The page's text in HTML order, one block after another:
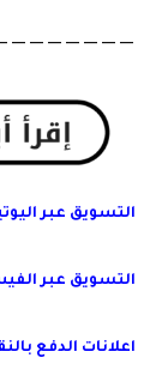
التسويق عبر
التسويق عبر
اعلانات الدفع